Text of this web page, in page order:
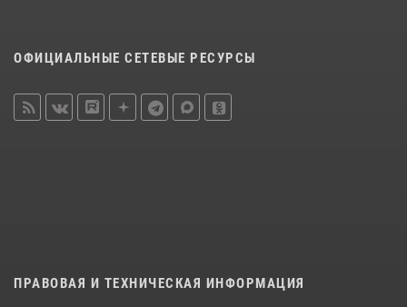
ОФИЦИАЛЬНЫЕ СЕТЕВЫЕ РЕСУРСЫ
ПРАВОВАЯ И ТЕХНИЧЕСКАЯ ИНФОРМАЦИЯ